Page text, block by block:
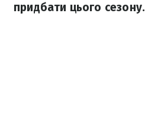
придбати цього сезону.